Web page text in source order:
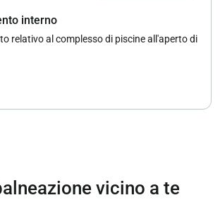
interno
relativo al complesso di piscine all'aperto di
vicino a te